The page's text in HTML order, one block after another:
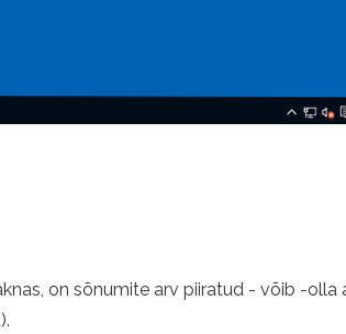
on sõnumite arv piiratud - võib -olla